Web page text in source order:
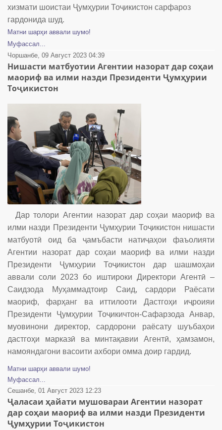
хизмати шоистаи Ҷумҳурии Тоҷикистон сарфароз
гардонида шуд.
Матни шарҳи аввали шумо!
Муфассал...
Чоршанбе, 09 Август 2023 04:39
Нишасти матбуотии Агентии назорат дар соҳаи
маориф ва илми назди Президенти Ҷумҳурии
Тоҷикистон
Дар толори Агентии назорат дар соҳаи маориф ва
илми назди Президенти Ҷумҳурии Тоҷикистон нишасти
матбуотӣ оид ба ҷамъбасти натиҷаҳои фаъолияти
Агентии назорат дар соҳаи маориф ва илми назди
Президенти Ҷумҳурии Тоҷикистон дар шашмоҳаи
аввали соли 2023 бо иштироки Директори Агентӣ –
Саидзода Муҳаммадтоир Саид, сардори Раёсати
маориф, фарҳанг ва иттилооти Дастгоҳи иҷроияи
Президенти Ҷумҳурии Тоҷикичтон-Сафарзода Анвар,
муовинони директор, сардорони раёсату шуъбаҳои
дастгоҳи марказӣ ва минтақавии Агентӣ, ҳамзамон,
намояндагони васоити ахбори омма доир гардид.
Матни шарҳи аввали шумо!
Муфассал...
Сешанбе, 01 Август 2023 12:23
Ҷаласаи ҳайати мушовараи Агентии назорат
дар соҳаи маориф ва илми назди Президенти
Ҷумҳурии Тоҷикистон